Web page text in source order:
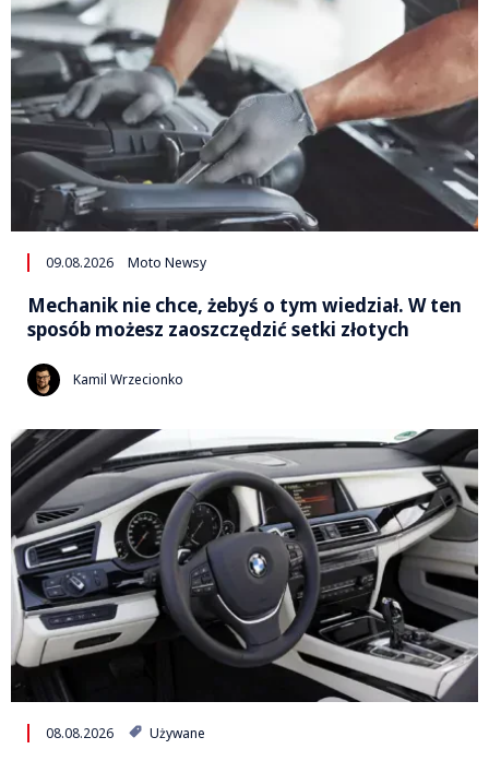
09.08.2026 Moto Newsy
Mechanik nie chce, żebyś o tym wiedział. W ten
sposób możesz zaoszczędzić setki złotych
Kamil Wrzecionko
08.08.2026 Używane